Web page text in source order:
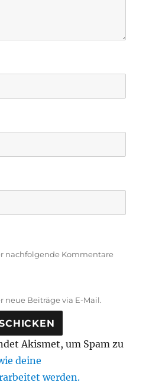
nachfolgende Kommentare
Beiträge via E-Mail.
Akismet, um Spam zu
deine
werden.